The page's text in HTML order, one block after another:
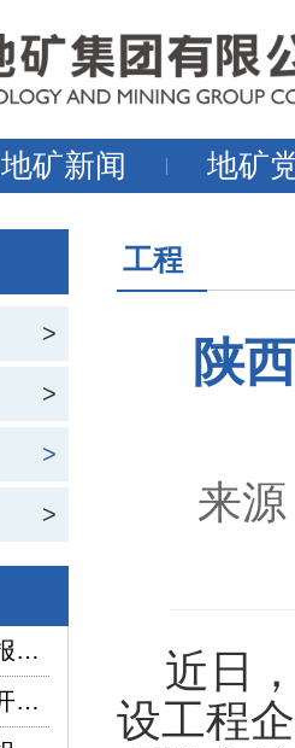
地矿新闻 地矿
>
>
>
>
陕西地矿科协组织申报项目在2026年陕西省企业“三新三小”创新竞赛中喜获佳绩
陕西地矿集团纪委召开2026年上半年纪检监察工作座谈交流暨制度建设座谈会
工程
陕
来
近日，
设工程